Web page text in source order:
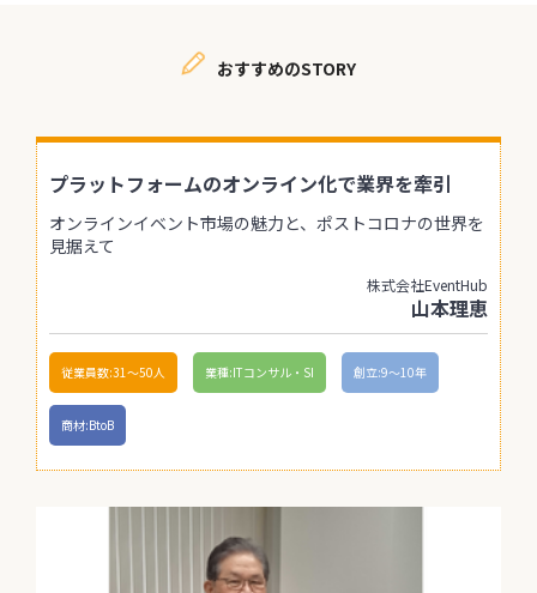
おすすめのSTORY
プラットフォームのオンライン化で業界を牽引
オンラインイベント市場の魅力と、ポストコロナの世界を
見据えて
株式会社EventHub
山本理恵
従業員数:31〜50人 業種:ITコンサル・SI 創立:9〜10年
商材:BtoB